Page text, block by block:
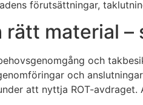
förutsättningar,
material
och
och
att nyttja ROT-